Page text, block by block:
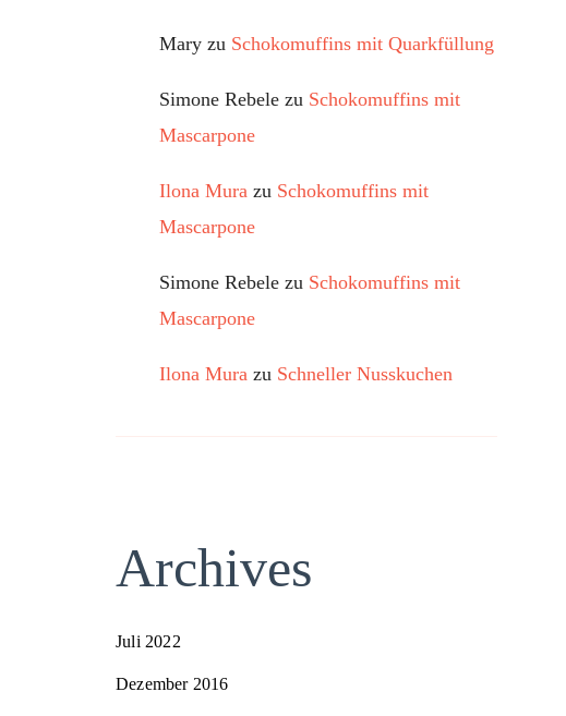
Mary zu Schokomuffins mit Quarkfüllung
Simone Rebele zu Schokomuffins mit
Mascarpone
Ilona Mura zu Schokomuffins mit
Mascarpone
Simone Rebele zu Schokomuffins mit
Mascarpone
Ilona Mura zu Schneller Nusskuchen
Archives
Juli 2022
Dezember 2016